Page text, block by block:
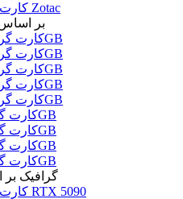
کارت گرافیک Zotac
بر
کارت گرافیک 48GB
کارت گرافیک 32GB
کارت گرافیک 24GB
کارت گرافیک 16GB
کارت گرافیک 12GB
کارت گرافیک 8GB
کارت گرافیک 6GB
کارت گرافیک 4GB
کارت گرافیک 2GB
گرافیک
کارت گرافیک RTX 5090